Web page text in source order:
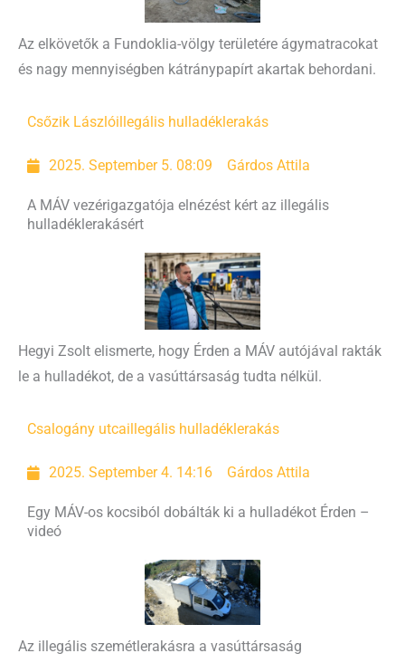
Az elkövetők a Fundoklia-völgy területére ágymatracokat
és nagy mennyiségben kátránypapírt akartak behordani.
Csőzik Lászlóillegális hulladéklerakás
2025. September 5. 08:09 Gárdos Attila
A MÁV vezérigazgatója elnézést kért az illegális
hulladéklerakásért
Hegyi Zsolt elismerte, hogy Érden a MÁV autójával rakták
le a hulladékot, de a vasúttársaság tudta nélkül.
Csalogány utcaillegális hulladéklerakás
2025. September 4. 14:16 Gárdos Attila
Egy MÁV-os kocsiból dobálták ki a hulladékot Érden –
videó
Az illegális szemétlerakásra a vasúttársaság